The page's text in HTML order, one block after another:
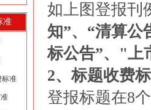
准
标准
如上图登报刊
知”、“清算公
标公告”、"上
2、标题收费
登报标题在8